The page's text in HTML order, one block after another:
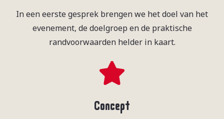
In een eerste gesprek brengen we het doel van het
evenement, de doelgroep en de praktische
randvoorwaarden helder in kaart.
Concept